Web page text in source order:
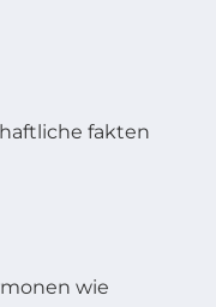
wie